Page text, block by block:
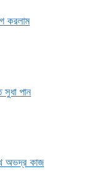
করলাম
সুধা পান
অভদ্র কাজ